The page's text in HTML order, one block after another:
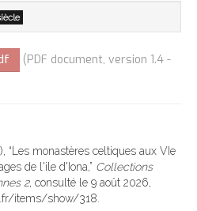
(PDF document, version 1.4 -
“Les monastères celtiques aux VIe
de l'ile d'Iona,” Collections
2, consulté le 9 août 2026,
items/show/318.